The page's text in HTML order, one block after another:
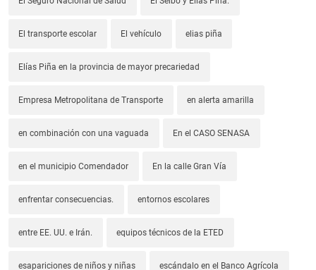
El transporte escolar El vehículo elias piña
Elías Piña en la provincia de mayor precariedad
Empresa Metropolitana de Transporte en alerta amarilla
en combinación con una vaguada En el CASO SENASA
en el municipio Comendador En la calle Gran Vía
enfrentar consecuencias. entornos escolares
entre EE. UU. e Irán. equipos técnicos de la ETED
esapariciones de niños y niñas escándalo en el Banco Agrícola